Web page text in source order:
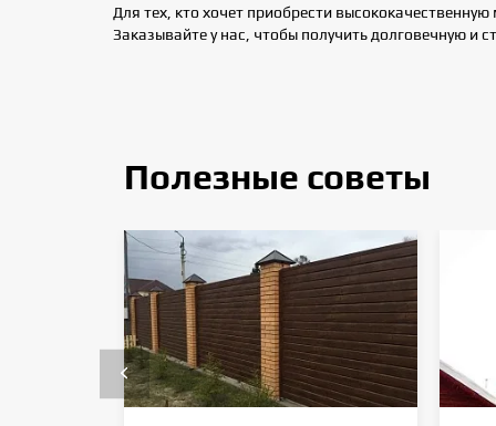
Для тех, кто хочет приобрести
Заказывайте у нас, чтобы получить долговечную и
Полезные советы